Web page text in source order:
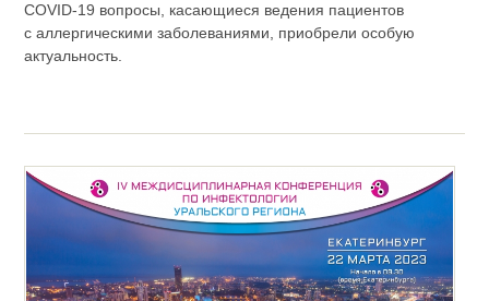
COVID-19 вопросы, касающиеся ведения пациентов
с аллергическими заболеваниями, приобрели особую
актуальность.